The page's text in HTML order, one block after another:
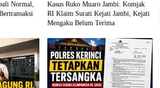
Normal,
Kasus Ruko Muaro Jambi: Komjak
RI Klaim Surati Kejati Jambi, Kejati
Mengaku Belum Terima